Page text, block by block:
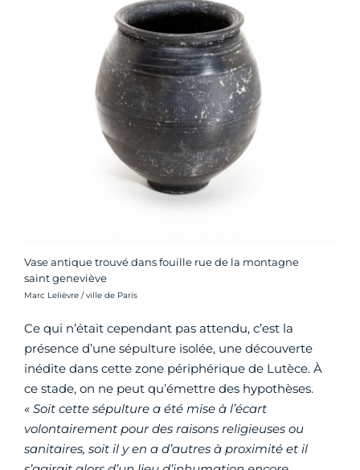
Vase antique trouvé dans fouille rue de la montagne
saint geneviève
Crédit photo :
Marc Lelièvre / ville de Paris
Ce qui n’était cependant pas attendu, c’est la
présence d’une sépulture isolée, une découverte
inédite dans cette zone périphérique de Lutèce. À
ce stade, on ne peut qu’émettre des hypothèses.
« Soit cette sépulture a été mise à l’écart
volontairement pour des raisons religieuses ou
sanitaires, soit il y en a d’autres à proximité et il